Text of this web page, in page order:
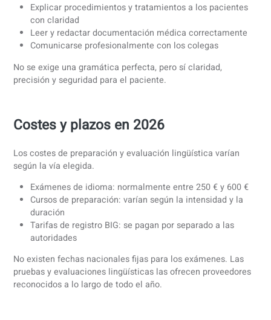
secundaria (enfermería, cuidado individual
de salud)
habilidades de comunicación profesional, pero sin llegar
C1 académico completo.
Qué se espera que demuestren los
candidatos
Según las directrices del BIG y la experiencia que
observamos en los candidatos, la competencia
evalúa en un contexto sanitario profesional.
Debes ser capaz de:
Usar con precisión el vocabulario médico específico
la profesión
Explicar procedimientos y tratamientos a los